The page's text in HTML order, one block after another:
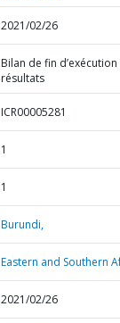
2021/02/26
Bilan de fin
résultats
ICR00005281
1
1
Burundi,
Eastern and Southern
2021/02/26